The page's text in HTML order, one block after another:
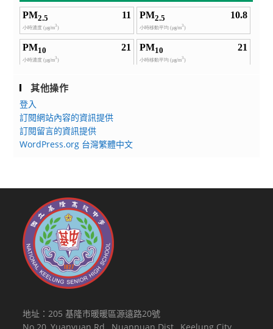
其他操作
登入
訂閱網站內容的資訊提供
訂閱留言的資訊提供
WordPress.org 台灣繁體中文
地址：205 基隆市暖暖區源遠路20號